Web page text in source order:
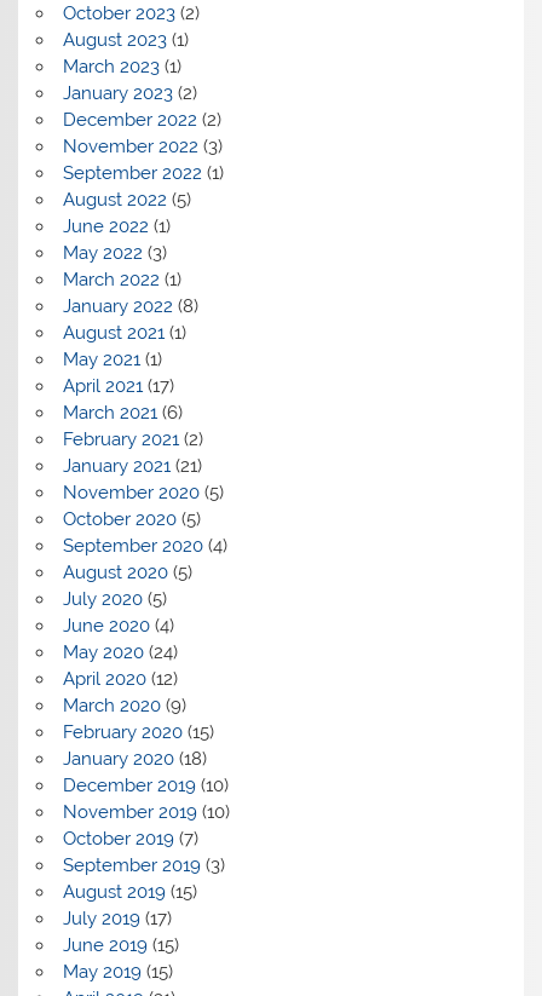
October 2023(2)
August 2023(1)
March 2023(1)
January 2023(2)
December 2022 (2)
November 2022 (3)
September 2022 (1)
August 2022 (5)
June 2022 (1)
May 2022 (3)
March 2022 (1)
January 2022 (8)
August 2021(1)
May 2021(1)
April 2021(17)
March 2021(6)
February 2021(2)
January 2021(21)
November 2020(5)
October 2020(5)
September 2020(4)
August 2020(5)
July 2020(5)
June 2020(4)
May 2020(24)
April 2020(12)
March 2020(9)
February 2020(15)
January 2020(18)
December 2019(10)
November 2019(10)
October 2019(7)
September 2019(3)
August 2019(15)
July 2019(17)
June 2019(15)
May 2019(15)